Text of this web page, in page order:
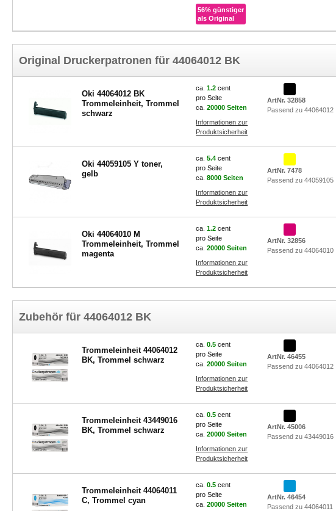
56% günstiger
als Original
Original Druckerpatronen für 44064012 BK
Oki 44064012 BK
Trommeleinheit, Trommel
schwarz
ca.1.2cent
pro Seite
ca.20000 Seiten
Informationen zur
Produktsicherheit
ArtNr. 32858
Passend zu 44064012
Oki 44059105 Y toner,
gelb
ca.5.4cent
pro Seite
ca.8000 Seiten
Informationen zur
Produktsicherheit
ArtNr. 7478
Passend zu 44059105
Oki 44064010 M
Trommeleinheit, Trommel
magenta
ca.1.2cent
pro Seite
ca.20000 Seiten
Informationen zur
Produktsicherheit
ArtNr. 32856
Passend zu 44064010
Zubehör für 44064012 BK
Trommeleinheit 44064012
BK, Trommel schwarz
ca.0.5cent
pro Seite
ca.20000 Seiten
Informationen zur
Produktsicherheit
ArtNr. 46455
Passend zu 44064012
Trommeleinheit 43449016
BK, Trommel schwarz
ca.0.5cent
pro Seite
ca.20000 Seiten
Informationen zur
Produktsicherheit
ArtNr. 45006
Passend zu 43449016
Trommeleinheit 44064011
C, Trommel cyan
ca.0.5cent
pro Seite
ca.20000 Seiten
ArtNr. 46454
Passend zu 44064011